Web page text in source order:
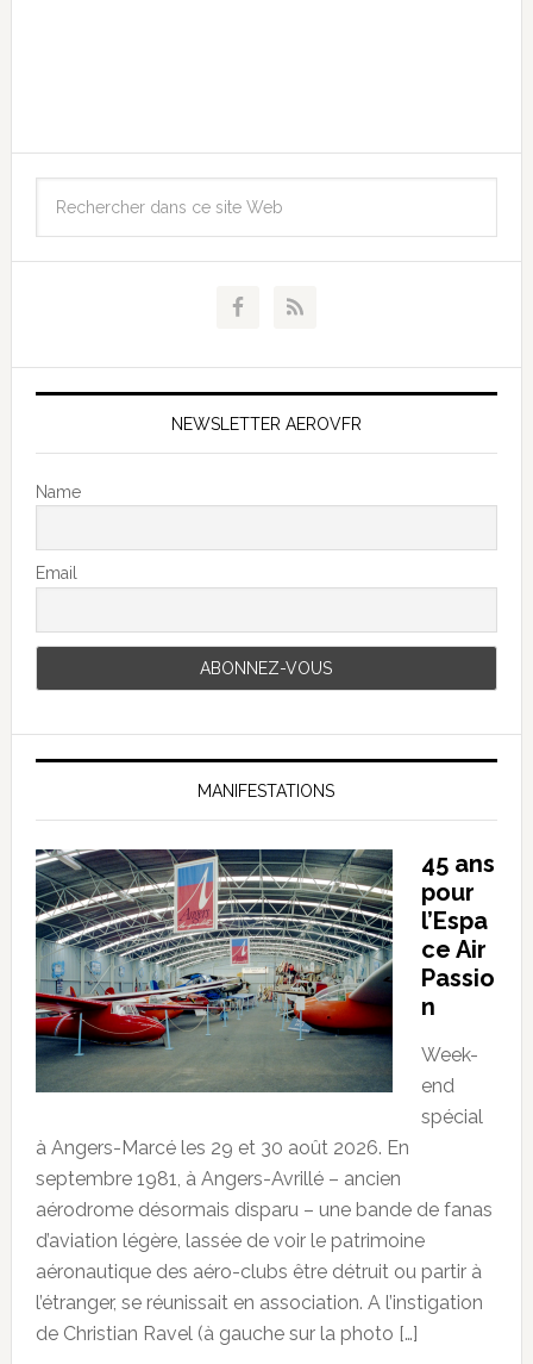
NEWSLETTER AEROVFR
Name
Email
MANIFESTATIONS
45 ans
pour
l’Espa
ce Air
Passio
n
Week-
end
spécial
à Angers-Marcé les 29 et 30 août 2026. En
septembre 1981, à Angers-Avrillé – ancien
aérodrome désormais disparu – une bande de fanas
d’aviation légère, lassée de voir le patrimoine
aéronautique des aéro-clubs être détruit ou partir à
l’étranger, se réunissait en association. A l’instigation
de Christian Ravel (à gauche sur la photo […]